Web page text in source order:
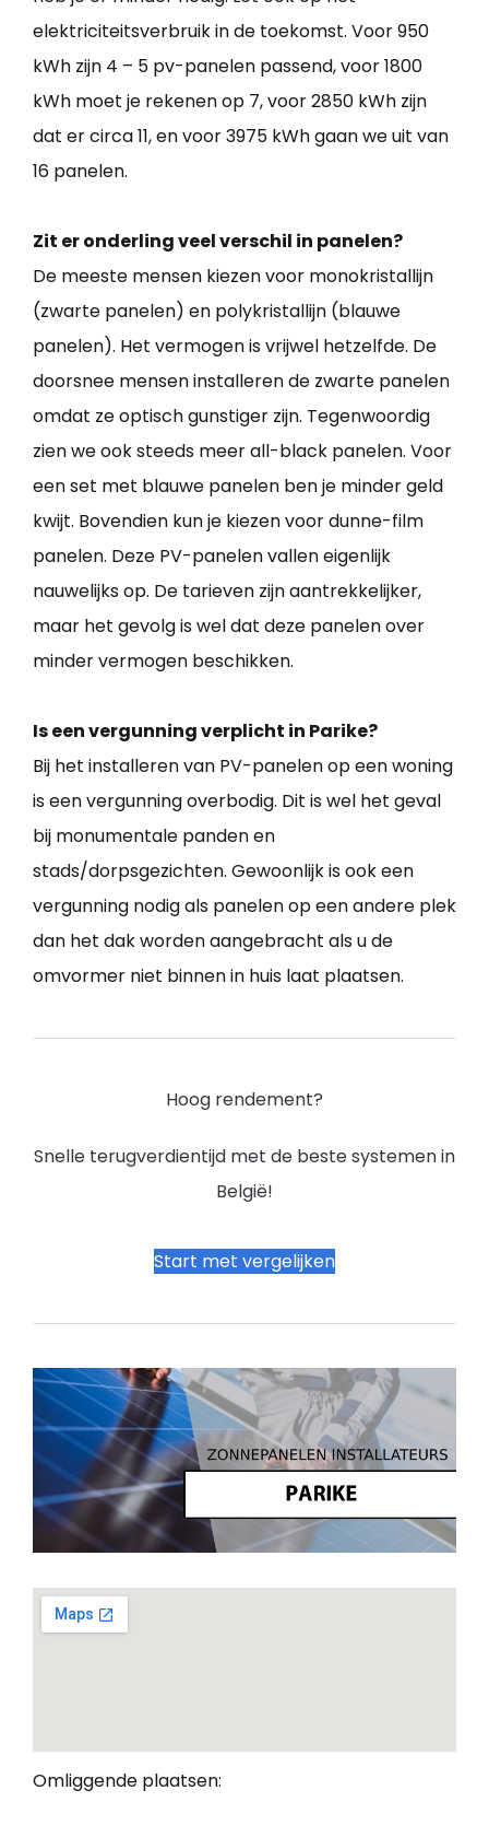
elektriciteitsverbruik in de toekomst. Voor 950
kWh zijn 4 – 5 pv-panelen passend, voor 1800
kWh moet je rekenen op 7, voor 2850 kWh zijn
dat er circa 11, en voor 3975 kWh gaan we uit van
16 panelen.
Zit er onderling veel verschil in panelen?
De meeste mensen kiezen voor monokristallijn
(zwarte panelen) en polykristallijn (blauwe
panelen). Het vermogen is vrijwel hetzelfde. De
doorsnee mensen installeren de zwarte panelen
omdat ze optisch gunstiger zijn. Tegenwoordig
zien we ook steeds meer all-black panelen. Voor
een set met blauwe panelen ben je minder geld
kwijt. Bovendien kun je kiezen voor dunne-film
panelen. Deze PV-panelen vallen eigenlijk
nauwelijks op. De tarieven zijn aantrekkelijker,
maar het gevolg is wel dat deze panelen over
minder vermogen beschikken.
Is een vergunning verplicht in Parike?
Bij het installeren van PV-panelen op een woning
is een vergunning overbodig. Dit is wel het geval
bij monumentale panden en
stads/dorpsgezichten. Gewoonlijk is ook een
vergunning nodig als panelen op een andere plek
dan het dak worden aangebracht als u de
omvormer niet binnen in huis laat plaatsen.
Hoog rendement?
Snelle terugverdientijd met de beste systemen in
België!
Start met vergelijken
Omliggende plaatsen: